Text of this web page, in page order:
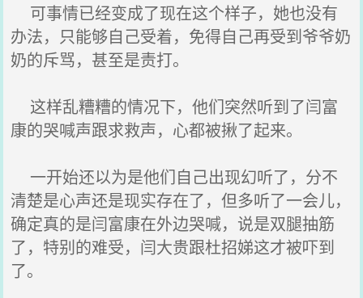
可事情已经变成了现在这个样子，她也没有
办法，只能够自己受着，免得自己再受到爷爷奶
奶的斥骂，甚至是责打。
这样乱糟糟的情况下，他们突然听到了闫富
康的哭喊声跟求救声，心都被揪了起来。
一开始还以为是他们自己出现幻听了，分不
清楚是心声还是现实存在了，但多听了一会儿，
确定真的是闫富康在外边哭喊，说是双腿抽筋
了，特别的难受，闫大贵跟杜招娣这才被吓到
了。